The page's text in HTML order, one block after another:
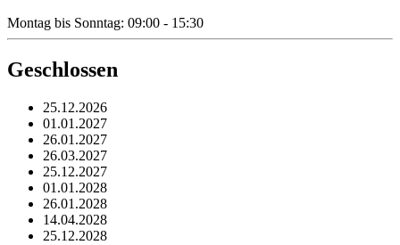
Montag bis Sonntag: 09:00 - 15:30
Geschlossen
25.12.2026
01.01.2027
26.01.2027
26.03.2027
25.12.2027
01.01.2028
26.01.2028
14.04.2028
25.12.2028